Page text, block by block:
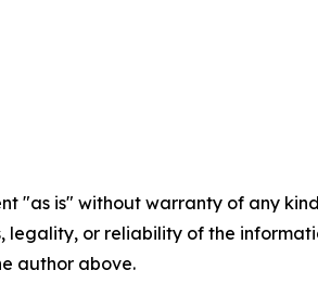
"as is" without warranty of any
legality, or reliability of the
author above.